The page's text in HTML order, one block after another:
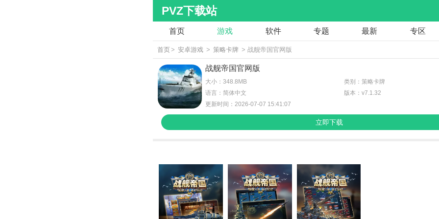
PVZ下载站
首页 游戏 软件 专题 最新 专区
首页> 安卓游戏 > 策略卡牌 > 战舰帝国官网版
战舰帝国官网版
大小：348.8MB
类别：策略卡牌
语言：简体中文
版本：v7.1.32
更新时间：2026-07-07 15:41:07
立即下载